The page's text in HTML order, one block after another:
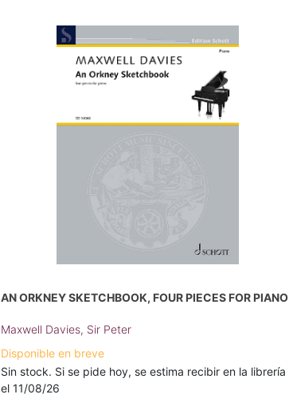
AN ORKNEY SKETCHBOOK, FOUR PIECES FOR PIANO
Maxwell Davies, Sir Peter
Disponible en breve
Sin stock. Si se pide hoy, se estima recibir en la librería
el 11/08/26